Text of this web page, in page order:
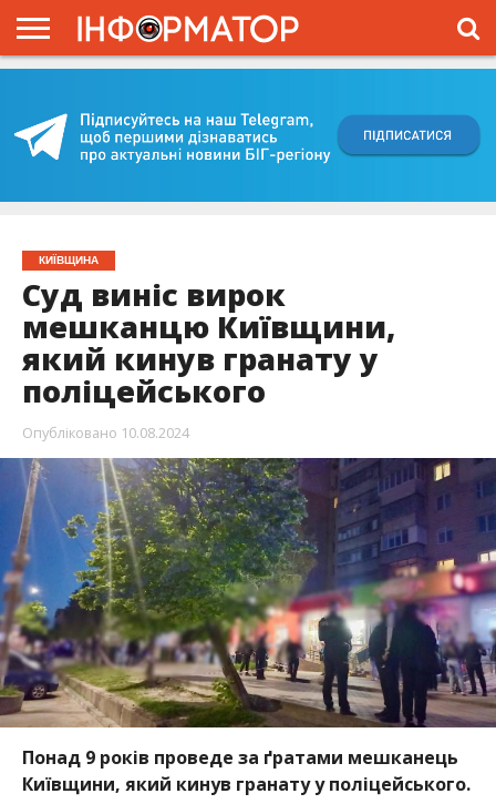
ПРОЄКТ
КИЇВЩИНА
Суд виніс вирок
мешканцю Київщини,
який кинув гранату у
поліцейського
Опубліковано 10.08.2024
Понад 9 років проведе за ґратами мешканець
Київщини, який кинув гранату у поліцейського.